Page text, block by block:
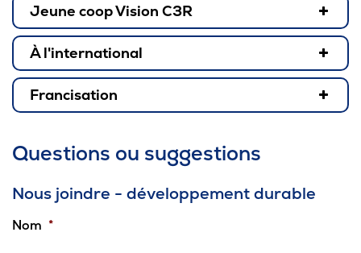
Conditions d’admissibilité
Jeune coop Vision C3R
À l'international
Francisation
Questions ou suggestions
Nous joindre - développement durable
Nom *